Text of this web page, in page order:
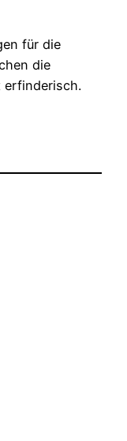
für die
die
erfinderisch.